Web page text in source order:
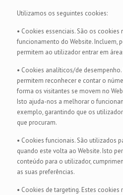
Utilizamos os seguintes cookies:
• Cookies essenciais. São os cookies
funcionamento do Website. Incluem,
permitem ao utilizador entrar em
• Cookies analíticos/de
permitem reconhecer e contar o
forma os visitantes se movem no
Isto ajuda-nos a melhorar o
exemplo, garantindo que os
que procuram.
• Cookies funcionais. São utilizados
quando este volta ao Website. Isto
conteúdo para o utilizador,
as suas preferências.
• Cookies de targeting. Estes cookies